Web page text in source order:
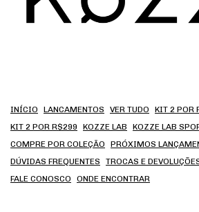
INÍCIO LANCAMENTOS VER TUDO
KIT 2 POR
KIT 2 POR R$299
KOZZE LAB KOZZE LAB
COMPRE POR COLEÇÃO
PRÓXIMOS
DÚVIDAS FREQUENTES
TROCAS E
FALE CONOSCO
ONDE ENCONTRAR